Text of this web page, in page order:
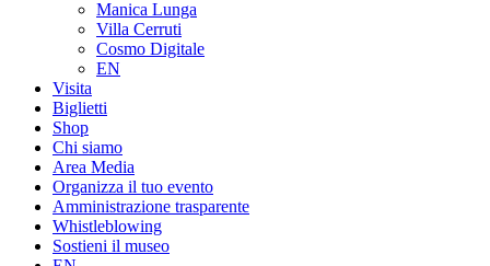
Manica Lunga
Villa Cerruti
Cosmo Digitale
EN
Visita
Biglietti
Shop
Chi siamo
Area Media
Organizza il tuo evento
Amministrazione trasparente
Whistleblowing
Sostieni il museo